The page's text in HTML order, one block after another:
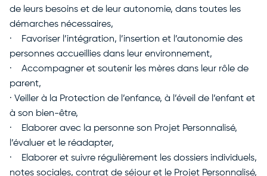
de leurs besoins et de leur autonomie, dans toutes les
démarches nécessaires,
· Favoriser l’intégration, l’insertion et l’autonomie des
personnes accueillies dans leur environnement,
· Accompagner et soutenir les mères dans leur rôle de
parent,
· Veiller à la Protection de l’enfance, à l’éveil de l’enfant et
à son bien-être,
· Elaborer avec la personne son Projet Personnalisé,
l’évaluer et le réadapter,
· Elaborer et suivre régulièrement les dossiers individuels,
notes sociales, contrat de séjour et le Projet Personnalisé,